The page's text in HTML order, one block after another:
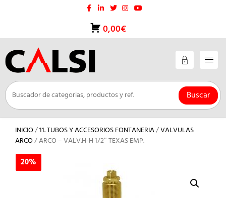
0,00€
Buscar
INICIO/11. TUBOS Y ACCESORIOS FONTANERIA/VALVULAS
ARCO/ ARCO – VALV.H-H 1/2″ TEXAS EMP.
20%
20%